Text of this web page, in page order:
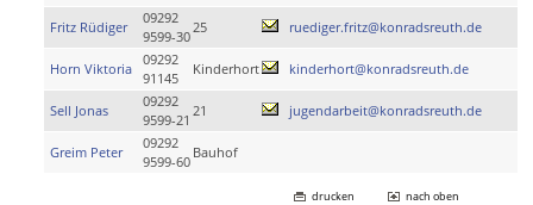
Fritz Rüdiger
09292
9599-30
25 ruediger.fritz@konradsreuth.de
Horn Viktoria
09292
91145
Kinderhort kinderhort@konradsreuth.de
Sell Jonas
09292
9599-21
21 jugendarbeit@konradsreuth.de
Greim Peter
09292
9599-60
Bauhof
drucken nach oben